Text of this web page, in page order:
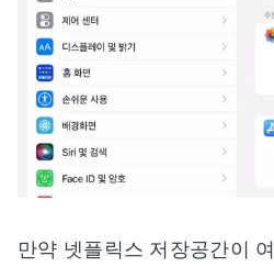
만약 넷플릭스 저장공간이